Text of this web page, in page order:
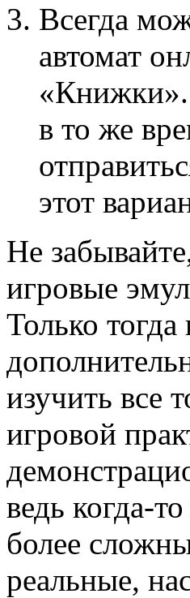
Всегда
автомат
в то же
этот
Не
игровые
Только
изучить все
игровой
ведь когда-
более
реальные,